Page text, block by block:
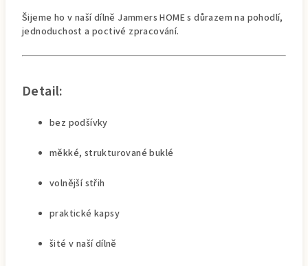
Šijeme ho v naší dílně Jammers HOME s důrazem na pohodlí,
jednoduchost a poctivé zpracování.
Detail:
bez podšívky
měkké, strukturované buklé
volnější střih
praktické kapsy
šité v naší dílně